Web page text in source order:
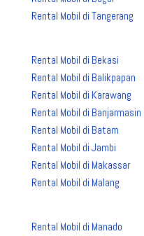
Rental Mobil di Tangerang
Rental Mobil di Bekasi
Rental Mobil di Balikpapan
Rental Mobil di Karawang
Rental Mobil di Banjarmasin
Rental Mobil di Batam
Rental Mobil di Jambi
Rental Mobil di Makassar
Rental Mobil di Malang
Rental Mobil di Manado